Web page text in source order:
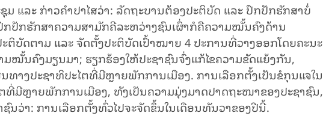
ແລະ ກ່າວຄໍາປາໄສວ່າ: ລັດຖະບານຕ້ອງປະຕິບັດ ແລະ ປົກປັກຮັກສາບໍ່
ປັກຮັກສາຄວາມສາມັກຄີລະຫວ່າງຊົນເຜົ່າກໍຄືຄວາມໝັ້ນຄົງດ້ານ
ຕິບັດຕາມ ແລະ ຈັດຕັ້ງປະຕິບັດເປົ້າໝາຍ 4 ປະການທີ່ວາງອອກໂດຍຄະນະ
ໝັ້ນຄົງມຽນມາ; ຮຽກຮ້ອງໃຫ້ປະຊາຊົນຈົ່ງແກ້ໄຂຄວາມຂັດແຍ້ງກັນ,
ທາງປະຊາທິປະໄຕທີ່ມີຫຼາຍພັກການເມືອງ. ການເລືອກຕັ້ງເປັນຂໍກຸນແຈໃນ
ທີ່ມີຫຼາຍພັກການເມືອງ, ທັງເປັນຄວາມມຸ່ງມາດປາດຖະໜາຂອງປະຊາຊົນ,
ຊົນວ່າ: ການເລືອກຕັ້ງທົ່ວໄປຈະຈັດຂຶ້ນໃນເດືອນທັນວາຂອງປີນີ້.